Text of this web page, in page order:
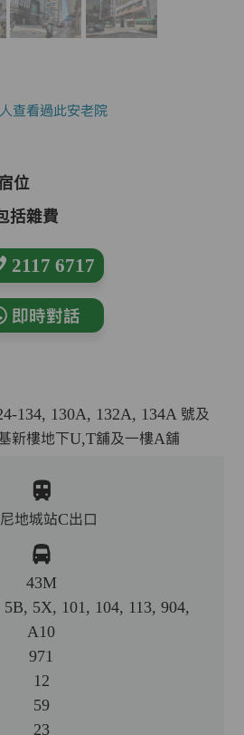
人查看過此安老院
位
括雜費
2117 6717
即時對話
134, 130A, 132A, 134A 號及
新樓地下U,T舖及一樓A舖
地城站C出口
43M
5X, 101, 104, 113, 904,
A10
971
12
59
23